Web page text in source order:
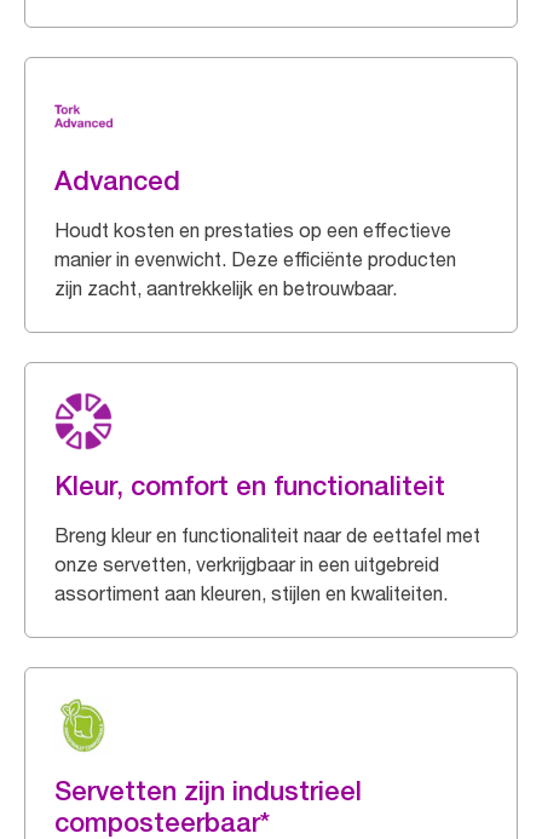
Advanced
Houdt kosten en prestaties op een effectieve
manier in evenwicht. Deze efficiënte producten
zijn zacht, aantrekkelijk en betrouwbaar.
Kleur, comfort en functionaliteit
Breng kleur en functionaliteit naar de eettafel met
onze servetten, verkrijgbaar in een uitgebreid
assortiment aan kleuren, stijlen en kwaliteiten.
Servetten zijn industrieel
composteerbaar*